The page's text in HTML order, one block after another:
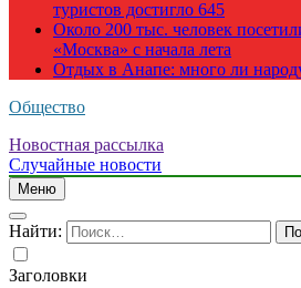
туристов достигло 645
Около 200 тыс. человек
«Москва» с начала лета
Отдых в Анапе: много ли
Общество
Новостная рассылка
Случайные новости
Меню
Найти:
Заголовки